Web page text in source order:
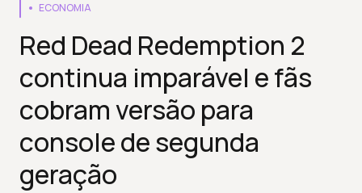
ECONOMIA
Red Dead Redemption 2
continua imparável e fãs
cobram versão para
console de segunda
geração